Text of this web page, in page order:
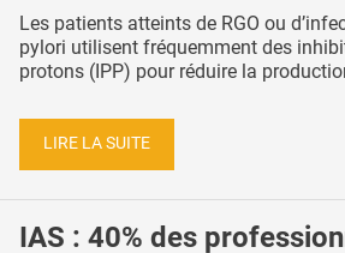
Les patients atteints de RGO ou
pylori utilisent fréquemment des
protons (IPP) pour réduire la
LIRE LA SUITE
IAS : 40% des